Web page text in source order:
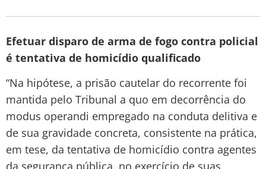
Efetuar disparo de arma de fogo contra policial
é tentativa de homicídio qualificado
“Na hipótese, a prisão cautelar do recorrente foi
mantida pelo Tribunal a quo em decorrência do
modus operandi empregado na conduta delitiva e
de sua gravidade concreta, consistente na prática,
em tese, da tentativa de homicídio contra agentes